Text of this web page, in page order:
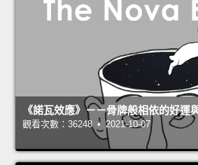
《諾瓦效應》－－骨牌般相依的好運
觀看次數：36248 • 2021-10-07